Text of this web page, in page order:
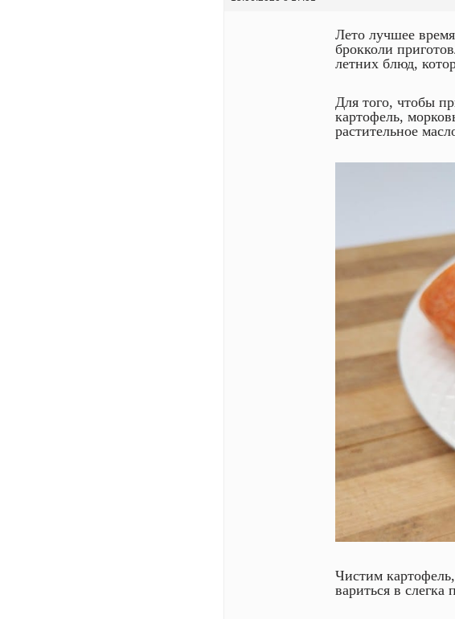
Лето лучшее
брокколи
летних блюд,
Для того, чтобы
картофель,
растительное
Чистим
вариться в слегка